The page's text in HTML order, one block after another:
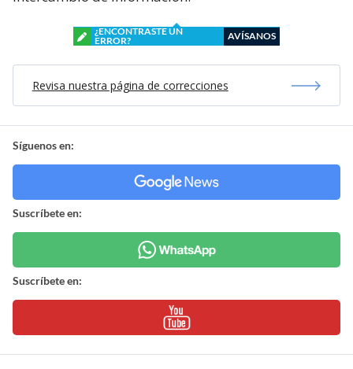
¿ENCONTRASTE UN
ERROR?
AVÍSANOS
Revisa nuestra página de correcciones
Síguenos en:
Suscríbete en:
Suscríbete en: